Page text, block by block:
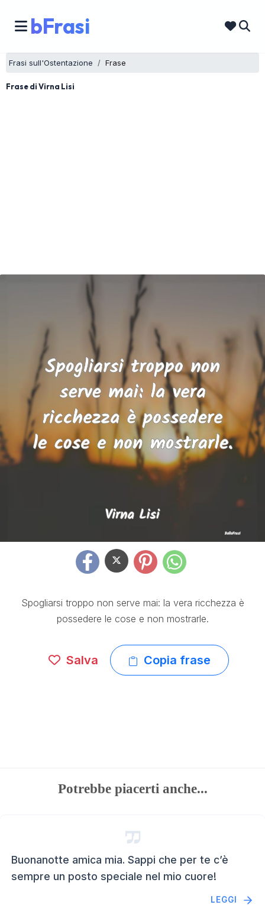
bFrasi
Frasi sull'Ostentazione Frase
Frase di Virna Lisi
Spogliarsi troppo non serve mai: la vera ricchezza è
possedere le cose e non mostrarle.
Salva Copia frase
Potrebbe piacerti anche...
Buonanotte amica mia. Sappi che per te c’è
sempre un posto speciale nel mio cuore!
LEGGI